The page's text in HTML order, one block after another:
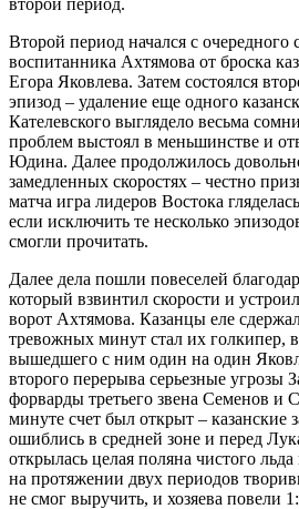
Второй период начался с очередного
воспитанника Ахтямова от броска
Егора Яковлева. Затем состоялся
эпизод – удаление еще одного
Кателевского выглядело весьма
проблем выстоял в меньшинстве и
Юдина. Далее продолжилось
замедленных скоростях – честно
матча игра лидеров Востока
если исключить те несколько
смогли прочитать.
Далее дела пошли повеселей
который взвинтил скорости и
ворот Ахтямова. Казанцы еле
тревожных минут стал их голкипер,
вышедшего с ним один на один
второго перерыва серьезные угрозы
форварды третьего звена Семенов и
минуте счет был открыт –
ошиблись в средней зоне и перед
открылась целая поляна чистого
на протяжении двух периодов
не смог выручить, и хозяева повели